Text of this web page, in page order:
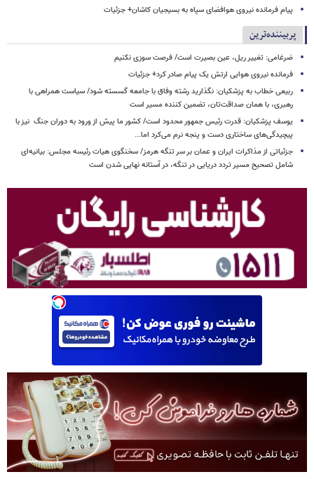
پیام فرمانده نیروی هوافضای سپاه به بسیجیان کاشان+ جزئیات
پربیننده‌ترین
ضرغامی: تغییر ریل، عین بصیرت است/ فرصت سوزی نکنیم
فرمانده نیروی هوایی ارتش یک پیام صادر کرد+ جزئیات
ربیعی خطاب به پزشکیان: نگذارید رشته وفاق با جامعه گسسته شود/ سیاست همراهی با
رهبری، با همان صداقت‌تان، تضمین کننده مسیر است
یوسف پزشکیان: قدرت رئیس‌ جمهور محدود است/ کشور ما پیش از ورود به دوران جنگ نیز با
پیچیدگی‌های ساختاری دست و پنجه نرم می‌کرد اما...
جزئیاتی از مذاکرات ایران و عمان بر سر تنگه هرمز/ سخنگوی هیات رئیسه مجلس: بیانیه‌ای
شامل تصحیح مسیر تردد دریایی در تنگه، در آستانه نهایی شدن است